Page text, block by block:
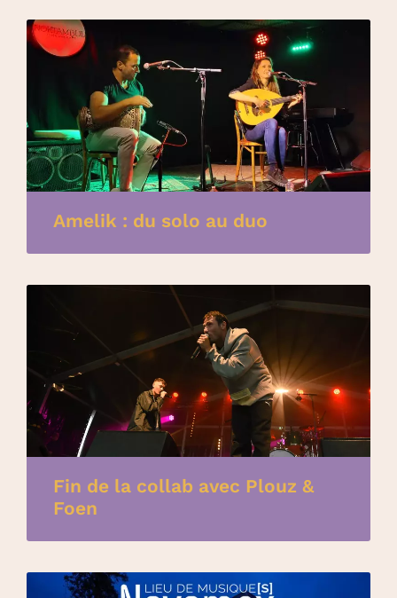
Amelik : du solo au duo
Fin de la collab avec Plouz &
Foen